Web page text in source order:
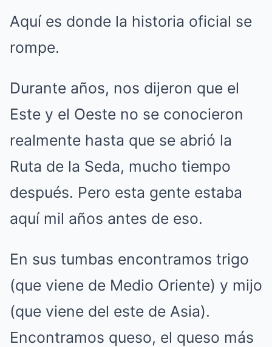
Aquí es donde la historia oficial se
rompe.
Durante años, nos dijeron que el
Este y el Oeste no se conocieron
realmente hasta que se abrió la
Ruta de la Seda, mucho tiempo
después. Pero esta gente estaba
aquí mil años antes de eso.
En sus tumbas encontramos trigo
(que viene de Medio Oriente) y mijo
(que viene del este de Asia).
Encontramos queso, el queso más